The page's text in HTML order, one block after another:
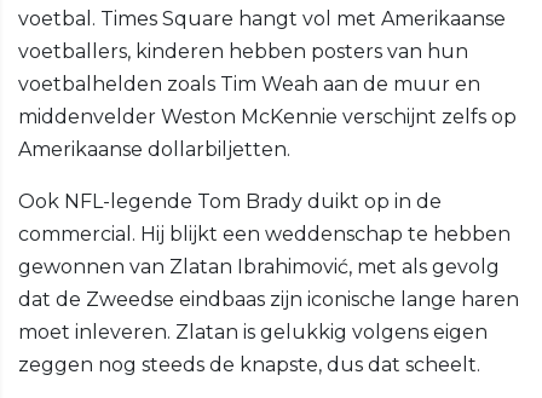
voetbal. Times Square hangt vol met Amerikaanse
voetballers, kinderen hebben posters van hun
voetbalhelden zoals Tim Weah aan de muur en
middenvelder Weston McKennie verschijnt zelfs op
Amerikaanse dollarbiljetten.
Ook NFL-legende Tom Brady duikt op in de
commercial. Hij blijkt een weddenschap te hebben
gewonnen van Zlatan Ibrahimović, met als gevolg
dat de Zweedse eindbaas zijn iconische lange haren
moet inleveren. Zlatan is gelukkig volgens eigen
zeggen nog steeds de knapste, dus dat scheelt.